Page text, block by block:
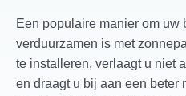
Een populaire manier om uw
verduurzamen is met
te installeren, verlaagt u niet
en draagt u bij aan een beter